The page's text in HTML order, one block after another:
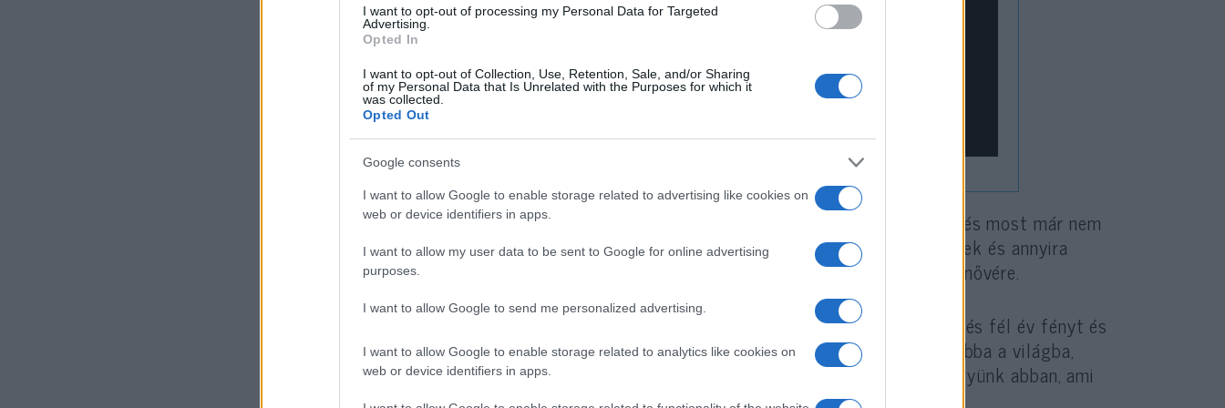
I want to opt-out of processing my Personal Data for Targeted
Advertising.
Opted In
I want to opt-out of Collection, Use, Retention, Sale, and/or Sharing
of my Personal Data that Is Unrelated with the Purposes for which it
was collected.
Opted Out
Google consents
I want to allow Google to enable storage related to advertising like cookies on
web or device identifiers in apps.
I want to allow my user data to be sent to Google for online advertising
purposes.
I want to allow Google to send me personalized advertising.
I want to allow Google to enable storage related to analytics like cookies on
web or device identifiers in apps.
„Múlt szombaton azt mondtad, el sem hiszed, hogy idén 20 éves leszel, és most már nem
vagy többé. Annyi mindenre tanítottál, énekelni, táncolni. Nagyon szeretlek és annyira
sajnálom, hogy ezt nem mondtam eleget neked“ – így emlékezett Oriról nővére.
„Köszönöm Ori, hogy általam eljöttél ebbe a világba, köszönöm azt a 19 és fél év fényt és
örömöt, amit jelentettél nekünk. Most arra kérlek, ahogy felemelkedsz abba a világba,
ahol csak a jó létezik, hogy adj erőt onnan föntről, hogy továbbra is higgyünk abban, ami
jó ebben a világban” – édesanyja ezekkel a szavakkal búcsúzott lányától.